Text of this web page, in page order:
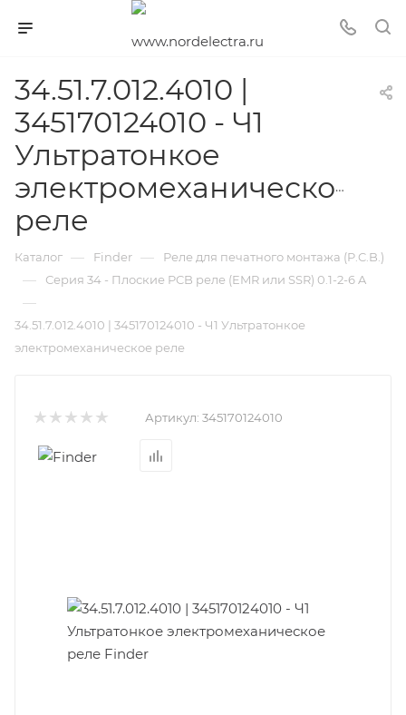
34.51.7.012.4010 |
345170124010 - Ч1
Ультратонкое
электромеханическое
реле
Каталог — Finder — Реле для печатного монтажа (P.C.B.)
— Серия 34 - Плоские PCB реле (EMR или SSR) 0.1-2-6 A
—
34.51.7.012.4010 | 345170124010 - Ч1 Ультратонкое
электромеханическое реле
Артикул: 345170124010